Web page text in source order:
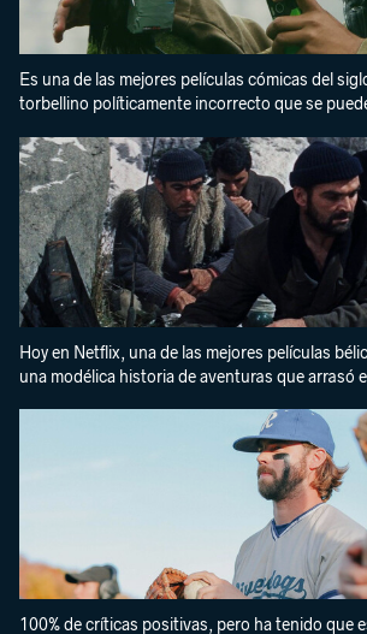
Es una de las mejores películas cómicas del
torbellino políticamente incorrecto que se
Hoy en Netflix, una de las mejores películas
una modélica historia de aventuras que arrasó
100% de críticas positivas, pero ha tenido que